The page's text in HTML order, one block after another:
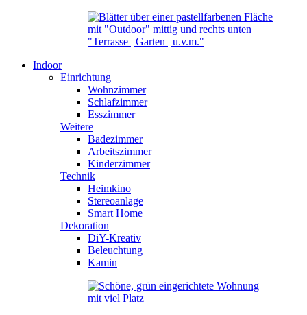
Indoor
Einrichtung
Wohnzimmer
Schlafzimmer
Esszimmer
Weitere
Badezimmer
Arbeitszimmer
Kinderzimmer
Technik
Heimkino
Stereoanlage
Smart Home
Dekoration
DiY-Kreativ
Beleuchtung
Kamin